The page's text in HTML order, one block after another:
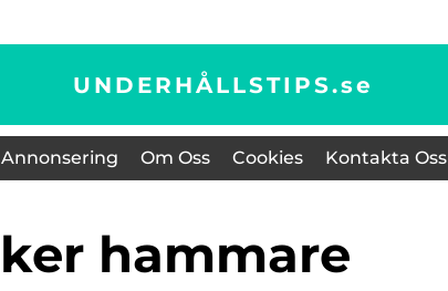
UNDERHÅLLSTIPS.se
Annonsering Om Oss Cookies Kontakta Oss
hammare